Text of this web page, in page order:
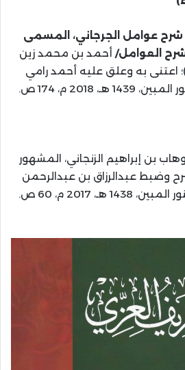
شرح عوامل الجرجاني، المسمى
العوامل/ أحمد بن محمد زين
(ت 1325 هـ)؛ اعتنى به وعلق عليه أحمد رامي
2018 م، 174 ص.
بن إبراهيم الزنجاني، المشهور
655 هـ)؛ شرح وضبط عبدالرزاق بن عبدالرحمن
2017 م، 60 ص.